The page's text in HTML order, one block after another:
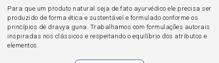
Para que um produto natural seja de fato ayurvédico ele precisa ser
produzido de forma ética e sustentável e formulado conforme os
princípios de dravya guna. Trabalhamos com formulações autorais
inspiradas nos clássicos e respeitando o equilíbrio dos atributos e
elementos.